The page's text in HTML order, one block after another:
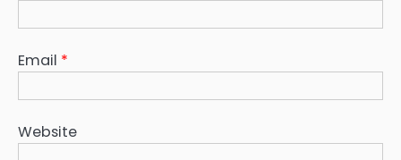
Email *
Website